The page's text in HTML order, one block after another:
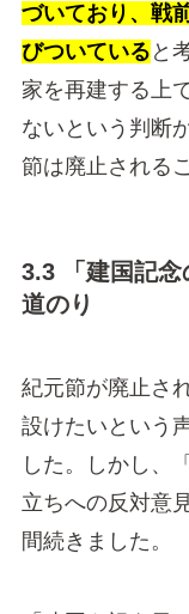
づいており、戦
びついている と
家を再建する上
ないという判断
節は廃止される
3.3 「建国記
道のり
紀元節が廃止さ
設けたいという
した。しかし、
立ちへの反対意
間続きました。